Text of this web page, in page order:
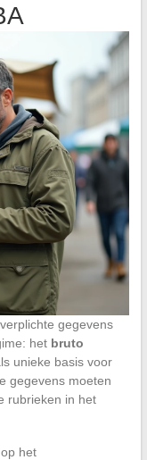
gegevens
het bruto
unieke basis voor
gegevens moeten
rubrieken in het
het